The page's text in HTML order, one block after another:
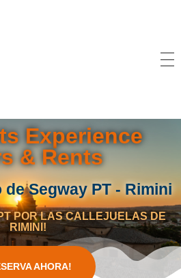
Experience
& Rents
Segway PT - Rimini
POR LAS CALLEJUELAS DE
RIMINI!
AHORA!